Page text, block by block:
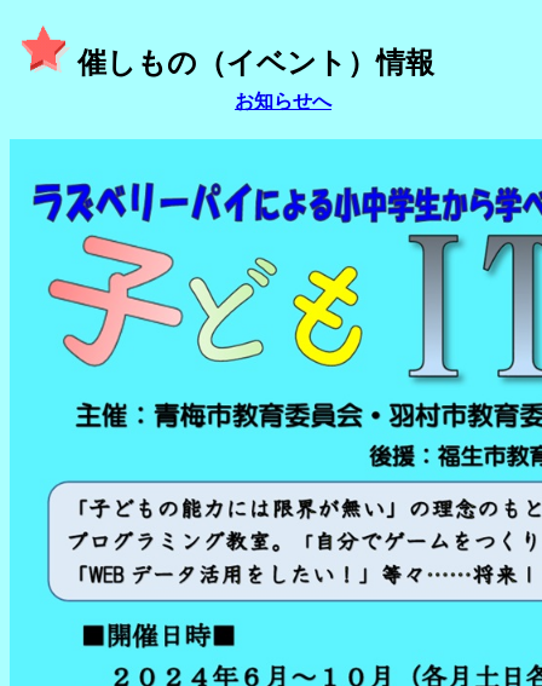
催しもの（イベント）情報
お知らせへ